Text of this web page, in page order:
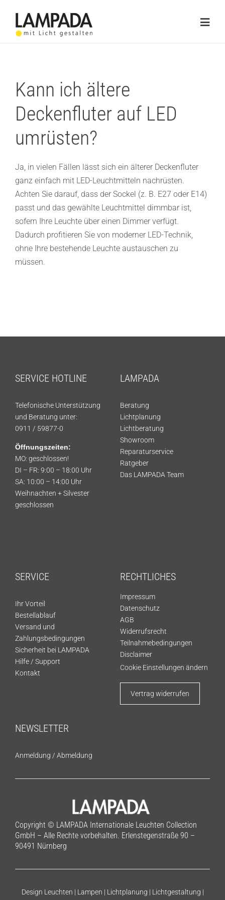
content
Lichtplanung
Referenzen
Ratgeber
Marken
Showroom
Über uns
Kann ich ältere
Deckenfluter auf LED
umrüsten?
Ja, in vielen Fällen lässt sich ein älterer Deckenfluter
ganz einfach mit LED-Leuchtmitteln nachrüsten.
Achten Sie darauf, dass der Sockel (z. B. E27 oder E14)
passt und das gewählte Leuchtmittel dimmbar ist,
sofern Ihre Leuchte über einen Dimmer verfügt.
Dadurch profitieren Sie von moderner LED-Technik,
ohne Ihre bestehende Leuchte austauschen zu
müssen.
SERVICE HOTLINE
Telefonische Unterstützung
und Beratung unter:
0911 / 59877-0
Öffnungszeiten:
MO: geschlossen!
DI – FR: 9:00 – 18:00 Uhr
SA: 10:00 – 14:00 Uhr
Weihnachten + Silvester
geschlossen
LAMPADA
Beratung
Lichtplanung
Lichtberatung
Showroom
Reparaturservice
Ratgeber
Das LAMPADA Team
SERVICE
Ihr Vorteil
Bestellablauf
Versand und
Zahlungsbedingungen
Sicherheit bei LAMPADA
Hilfe / Support
Kontakt
RECHTLICHES
Impressum
Datenschutz
AGB
Widerrufsrecht
Teilnahmebedingungen
Disclaimer
Cookie Einstellungen ändern
Vertrag widerrufen
NEWSLETTER
Anmeldung / Abmeldung
Copyright © LAMPADA Internationale Leuchten Collection
GmbH – Alle Rechte vorbehalten. Erlenstegenstraße 90 –
90491 Nürnberg
Design Leuchten | Lampen | Lichtplanung | Lichtgestaltung |